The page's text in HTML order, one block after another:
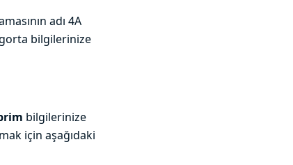
adı 4A
bilgilerinize
bilgilerinize
için aşağıdaki